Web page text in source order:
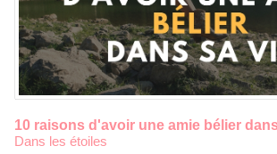
10 raisons d'avoir une amie bélier
Dans les étoiles